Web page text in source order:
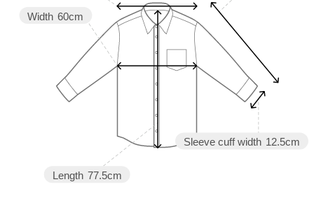
Sleeve cuff width 12.5cm
Length 77.5cm
Width 60cm